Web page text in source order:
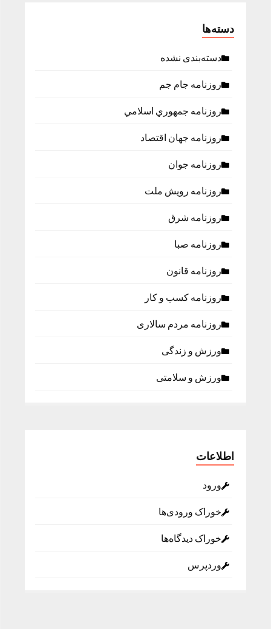
دسته‌ها
دسته‌بندی نشده
روزنامه جام جم
روزنامه جمهوري اسلامي
روزنامه جهان اقتصاد
روزنامه جوان
روزنامه رویش ملت
روزنامه شرق
روزنامه صبا
روزنامه قانون
روزنامه كسب و كار
روزنامه مردم سالاری
ورزش و زندگی
ورزش و سلامتی
اطلاعات
ورود
خوراک ورودی‌ها
خوراک دیدگاه‌ها
وردپرس